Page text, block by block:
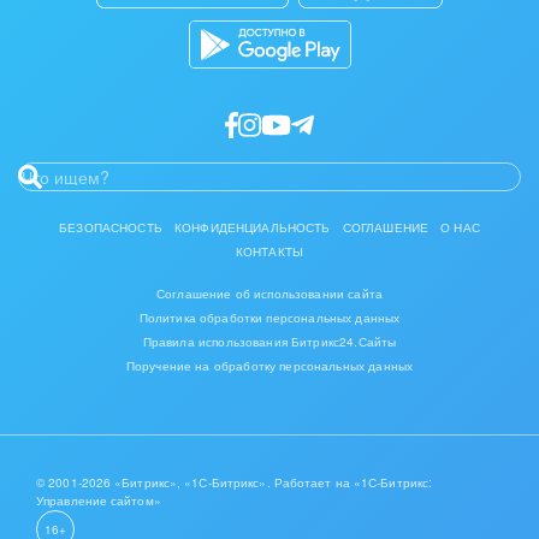
БЕЗОПАСНОСТЬ КОНФИДЕНЦИАЛЬНОСТЬ СОГЛАШЕНИЕ
О НАС
КОНТАКТЫ
Соглашение об использовании сайта
Политика обработки персональных данных
Правила использования Битрикс24.Сайты
Поручение на обработку персональных данных
© 2001-2026 «Битрикс», «1С-Битрикс». Работает на «1С-Битрикс:
Управление сайтом»
16+